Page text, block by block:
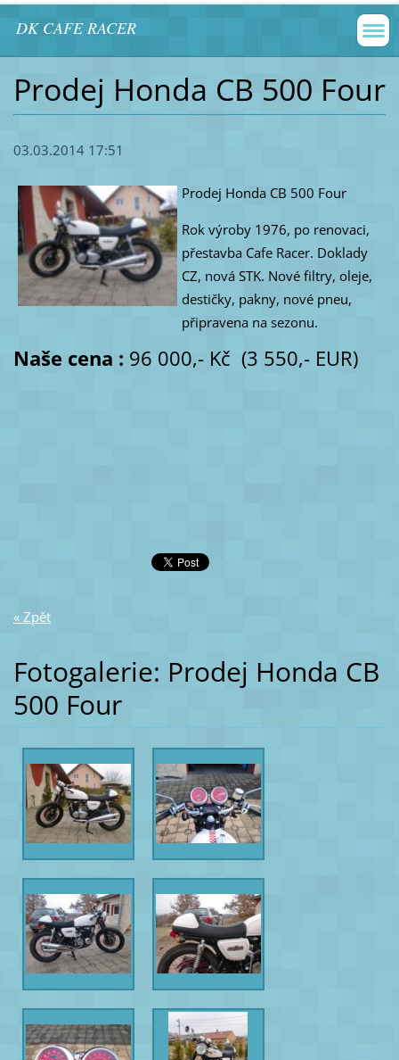
DK CAFE RACER
Prodej Honda CB 500 Four
03.03.2014 17:51
Prodej Honda CB 500 Four
Rok výroby 1976, po renovaci,
přestavba Cafe Racer. Doklady
CZ, nová STK. Nové filtry, oleje,
destičky, pakny, nové pneu,
připravena na sezonu.
Naše cena : 96 000,- Kč (3 550,- EUR)
« Zpět
Fotogalerie: Prodej Honda CB
500 Four